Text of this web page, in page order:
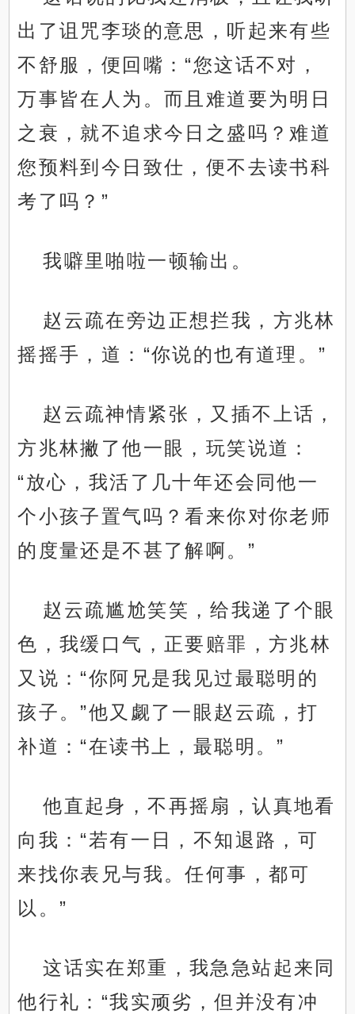
出了诅咒李琰的意思，听起来有些
不舒服，便回嘴：“您这话不对，
万事皆在人为。而且难道要为明日
之衰，就不追求今日之盛吗？难道
您预料到今日致仕，便不去读书科
考了吗？”
我噼里啪啦一顿输出。
赵云疏在旁边正想拦我，方兆林
摇摇手，道：“你说的也有道理。”
赵云疏神情紧张，又插不上话，
方兆林撇了他一眼，玩笑说道：
“放心，我活了几十年还会同他一
个小孩子置气吗？看来你对你老师
的度量还是不甚了解啊。”
赵云疏尴尬笑笑，给我递了个眼
色，我缓口气，正要赔罪，方兆林
又说：“你阿兄是我见过最聪明的
孩子。”他又觑了一眼赵云疏，打
补道：“在读书上，最聪明。”
他直起身，不再摇扇，认真地看
向我：“若有一日，不知退路，可
来找你表兄与我。任何事，都可
以。”
这话实在郑重，我急急站起来同
他行礼：“我实顽劣，但并没有冲